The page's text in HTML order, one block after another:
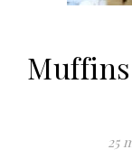
25